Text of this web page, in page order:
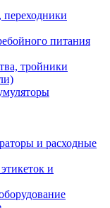
переходники
питания
тройники
и расходные
и